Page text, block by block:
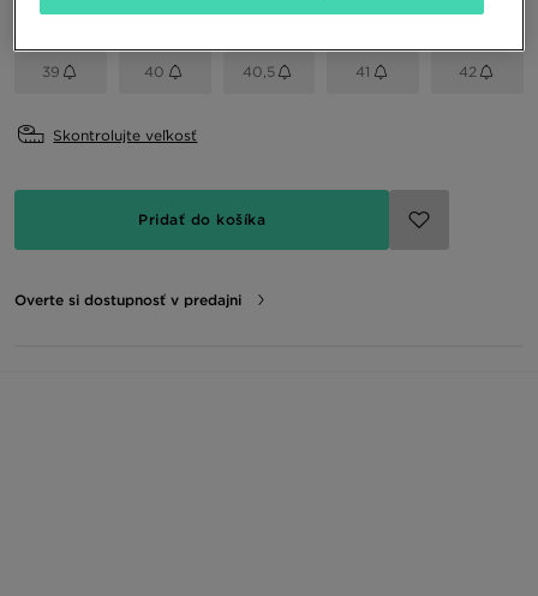
36 36,5 37,5 38 38,5
39 40 40,5 41 42
Skontrolujte veľkosť
Pridať do košíka
Overte si dostupnosť v predajni